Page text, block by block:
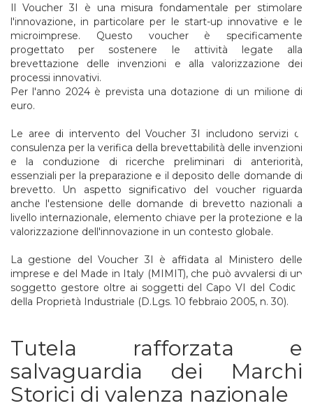
Il Voucher 3I è una misura fondamentale per stimolare
l'innovazione, in particolare per le start-up innovative e le
microimprese. Questo voucher è specificamente
progettato per sostenere le attività legate alla
brevettazione delle invenzioni e alla valorizzazione dei
processi innovativi.
Per l'anno 2024 è prevista una dotazione di un milione di
euro.
Le aree di intervento del Voucher 3I includono servizi di
consulenza per la verifica della brevettabilità delle invenzioni
e la conduzione di ricerche preliminari di anteriorità,
essenziali per la preparazione e il deposito delle domande di
brevetto. Un aspetto significativo del voucher riguarda
anche l'estensione delle domande di brevetto nazionali a
livello internazionale, elemento chiave per la protezione e la
valorizzazione dell'innovazione in un contesto globale.
La gestione del Voucher 3I è affidata al Ministero delle
imprese e del Made in Italy (MIMIT), che può avvalersi di un
soggetto gestore oltre ai soggetti del Capo VI del Codice
della Proprietà Industriale (D.Lgs. 10 febbraio 2005, n. 30).
Tutela rafforzata e
salvaguardia dei Marchi
Storici di valenza nazionale